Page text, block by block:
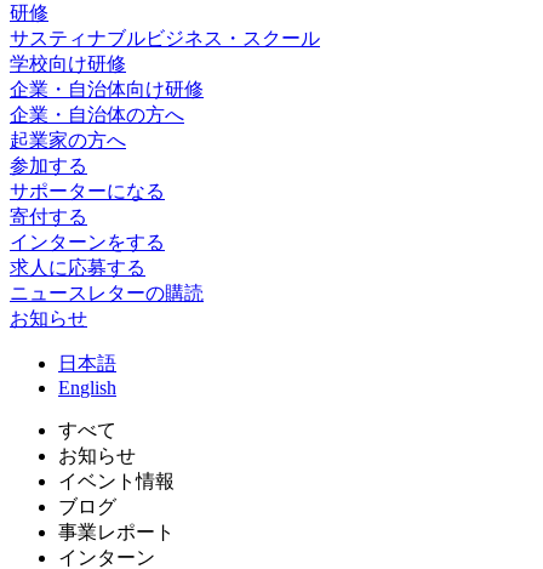
研修
サスティナブルビジネス・スクール
学校向け研修
企業・自治体向け研修
企業・自治体の方へ
起業家の方へ
参加する
サポーターになる
寄付する
インターンをする
求人に応募する
ニュースレターの購読
お知らせ
日 本語
English
すべて
お知らせ
イベント情報
ブログ
事業レポート
インターン